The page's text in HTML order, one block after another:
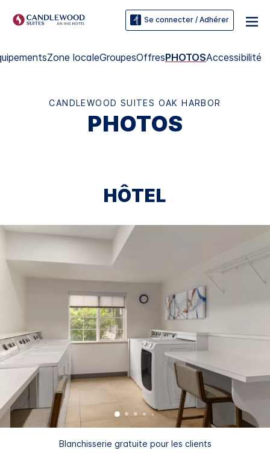
Se connecter / Adhérer
Zone localeGroupesOffresPHOTOSAccessibilité
CANDLEWOOD SUITES OAK HARBOR
PHOTOS
HÔTEL
Blanchisserie gratuite pour les clients